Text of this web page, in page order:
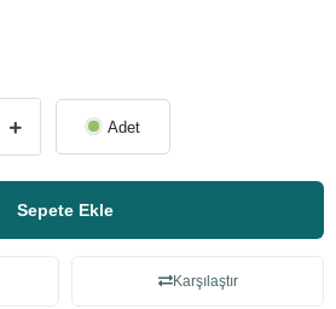
Adet
Sepete Ekle
Karşılaştır